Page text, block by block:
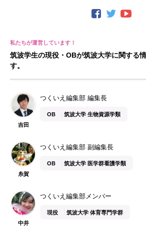
筑波学生の現役・OBが筑波大学に関する
す。
吉田
つくいえ編集部 編集長
OB 筑波大学 生物資源学類
糸賀
つくいえ編集部 副編集長
OB 筑波大学 医学群看護学類
中井
つくいえ編集部メンバー
現役 筑波大学 体育専門学群